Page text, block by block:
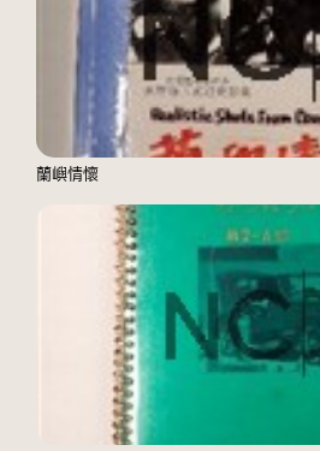
蘭嶼情懷